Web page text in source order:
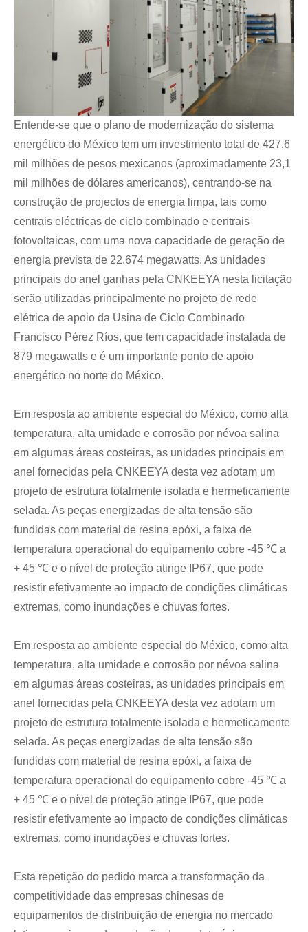
Entende-se que o plano de modernização do sistema
energético do México tem um investimento total de 427,6
mil milhões de pesos mexicanos (aproximadamente 23,1
mil milhões de dólares americanos), centrando-se na
construção de projectos de energia limpa, tais como
centrais eléctricas de ciclo combinado e centrais
fotovoltaicas, com uma nova capacidade de geração de
energia prevista de 22.674 megawatts. As unidades
principais do anel ganhas pela CNKEEYA nesta licitação
serão utilizadas principalmente no projeto de rede
elétrica de apoio da Usina de Ciclo Combinado
Francisco Pérez Ríos, que tem capacidade instalada de
879 megawatts e é um importante ponto de apoio
energético no norte do México.
Em resposta ao ambiente especial do México, como alta
temperatura, alta umidade e corrosão por névoa salina
em algumas áreas costeiras, as unidades principais em
anel fornecidas pela CNKEEYA desta vez adotam um
projeto de estrutura totalmente isolada e hermeticamente
selada. As peças energizadas de alta tensão são
fundidas com material de resina epóxi, a faixa de
temperatura operacional do equipamento cobre -45 ℃ a
+ 45 ℃ e o nível de proteção atinge IP67, que pode
resistir efetivamente ao impacto de condições climáticas
extremas, como inundações e chuvas fortes.
Em resposta ao ambiente especial do México, como alta
temperatura, alta umidade e corrosão por névoa salina
em algumas áreas costeiras, as unidades principais em
anel fornecidas pela CNKEEYA desta vez adotam um
projeto de estrutura totalmente isolada e hermeticamente
selada. As peças energizadas de alta tensão são
fundidas com material de resina epóxi, a faixa de
temperatura operacional do equipamento cobre -45 ℃ a
+ 45 ℃ e o nível de proteção atinge IP67, que pode
resistir efetivamente ao impacto de condições climáticas
extremas, como inundações e chuvas fortes.
Esta repetição do pedido marca a transformação da
competitividade das empresas chinesas de
equipamentos de distribuição de energia no mercado